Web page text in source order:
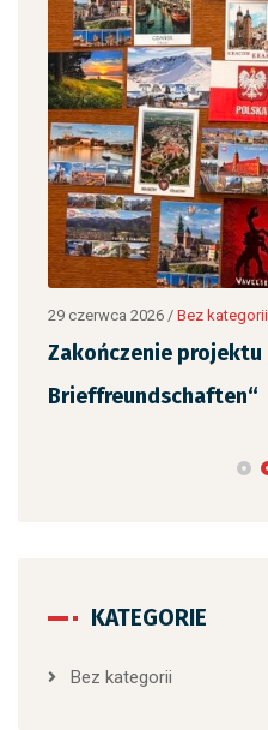
29 czerwca 2026 / Bez kategorii
Zakończenie projektu
Brieffreundschaften“
KATEGORIE
Bez kategorii